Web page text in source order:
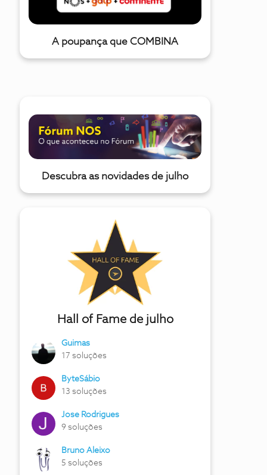
A poupança que COMBINA
Descubra as novidades de julho
Hall of Fame de julho
Guimas
17 soluções
ByteSábio
13 soluções
Jose Rodrigues
9 soluções
Bruno Aleixo
5 soluções